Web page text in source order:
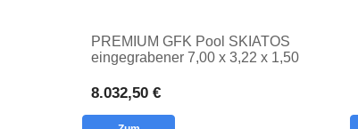
PREMIUM GFK Pool SKIATOS
eingegrabener 7,00 x 3,22 x 1,50
8.032,50 €